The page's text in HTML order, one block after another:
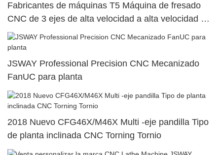
Fabricantes de máquinas T5 Máquina de fresado
CNC de 3 ejes de alta velocidad a alta velocidad en
venta
JSWAY Professional Precision CNC Mecanizado
FanUC para planta
2018 Nuevo CFG46X/M46X Multi -eje pandilla Tipo
de planta inclinada CNC Torning Tornio